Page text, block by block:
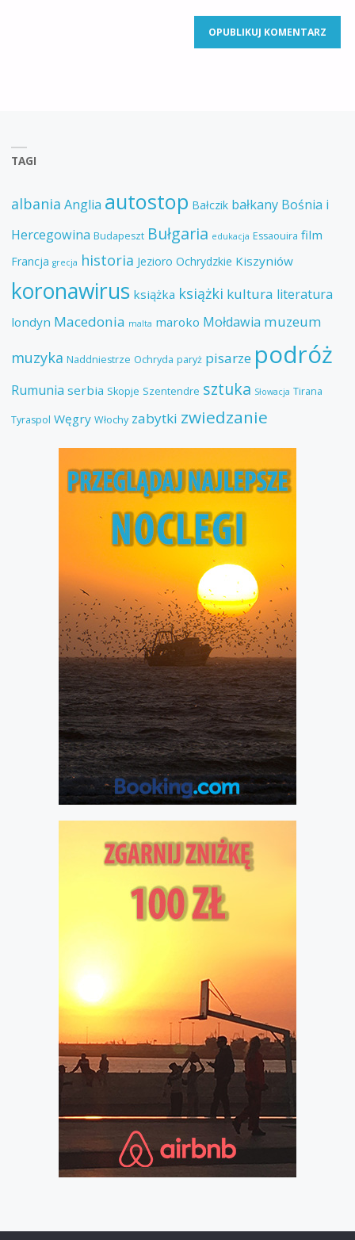
TAGI
albania Anglia autostop Bałczik bałkany Bośnia i
Hercegowina Budapeszt Bułgaria edukacja Essaouira film
Francja grecja historia Jezioro Ochrydzkie Kiszyniów
koronawirus książka książki kultura literatura
londyn Macedonia malta maroko Mołdawia muzeum
muzyka Naddniestrze Ochryda paryż pisarze podróż
Rumunia serbia Skopje Szentendre sztuka Słowacja Tirana
Tyraspol Węgry Włochy zabytki zwiedzanie